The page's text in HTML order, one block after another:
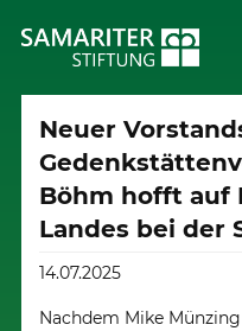
Neuer
Böhm hofft auf
Landes bei der
14.07.2025
Nachdem Mike Münzing